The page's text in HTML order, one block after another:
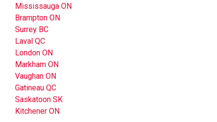
Mississauga ON
Brampton ON
Surrey BC
Laval QC
London ON
Markham ON
Vaughan ON
Gatineau QC
Saskatoon SK
Kitchener ON